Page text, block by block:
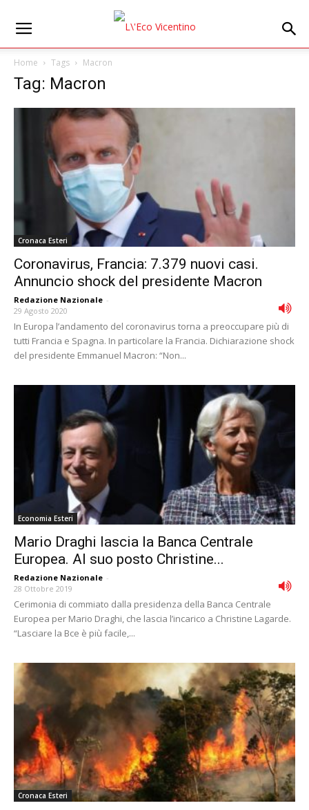
Home Tags Macron
Tag: Macron
Cronaca Esteri
Coronavirus, Francia: 7.379 nuovi casi.
Annuncio shock del presidente Macron
Redazione Nazionale -
29 Agosto 2020
In Europa l’andamento del coronavirus torna a preoccupare più di
tutti Francia e Spagna. In particolare la Francia. Dichiarazione shock
del presidente Emmanuel Macron: “Non...
Economia Esteri
Mario Draghi lascia la Banca Centrale
Europea. Al suo posto Christine...
Redazione Nazionale -
28 Ottobre 2019
Cerimonia di commiato dalla presidenza della Banca Centrale
Europea per Mario Draghi, che lascia l’incarico a Christine Lagarde.
“Lasciare la Bce è più facile,...
Cronaca Esteri